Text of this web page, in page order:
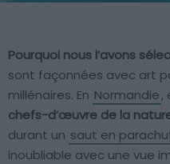
Pourquoi nous l’avons
sont façonnées avec art
millénaires. En Normandie,
chefs-d’œuvre de la
durant un saut en
inoubliable avec une vue